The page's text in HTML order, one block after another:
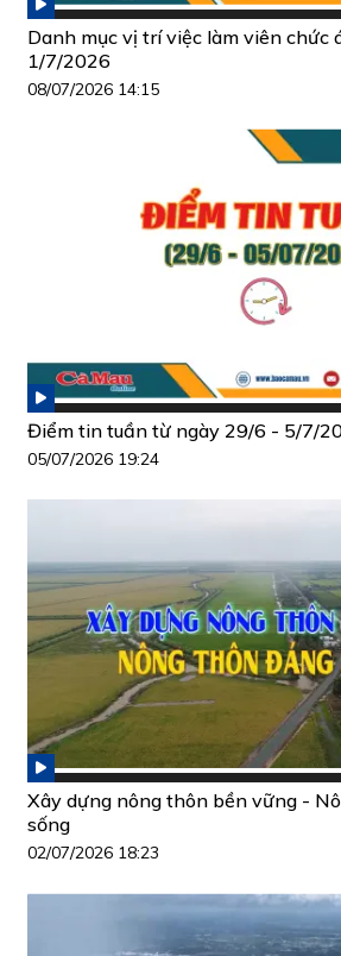
Danh mục vị trí việc làm viên chức
1/7/2026
08/07/2026 14:15
Điểm tin tuần từ ngày 29/6 - 5/7/
05/07/2026 19:24
Xây dựng nông thôn bền vững -
sống
02/07/2026 18:23